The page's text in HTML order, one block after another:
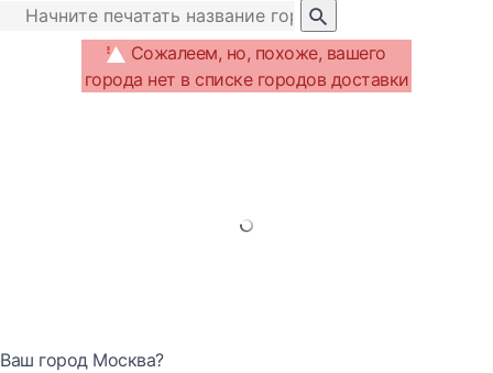
Сожалеем, но, похоже, вашего
города нет в списке городов доставки
Ваш город Москва?